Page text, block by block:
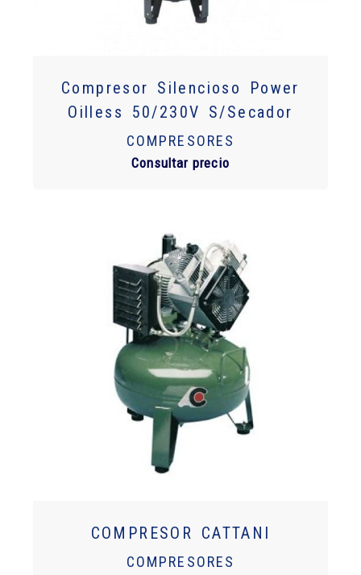
Compresor Silencioso Power
Oilless 50/230V S/Secador
COMPRESORES
Consultar precio
COMPRESOR CATTANI
COMPRESORES